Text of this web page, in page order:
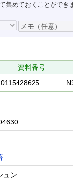
集めておくことができ
資料番号
0115428625
ュン